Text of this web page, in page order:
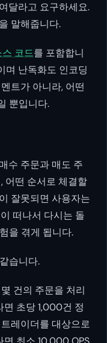
달라고 요구하세요.
말해줍니다.
코드를 포함합니
며 난독화도 인코딩
트가 아니라, 어떤
뿐입니다.
수 주문과 매도 주
어떤 순서로 체결할
잘못되면 사용자는
떠나서 다시는 돌
을 겪게 됩니다.
습니다.
건의 주문을 처리
면 초당 1,000건 정
레이더를 대상으로